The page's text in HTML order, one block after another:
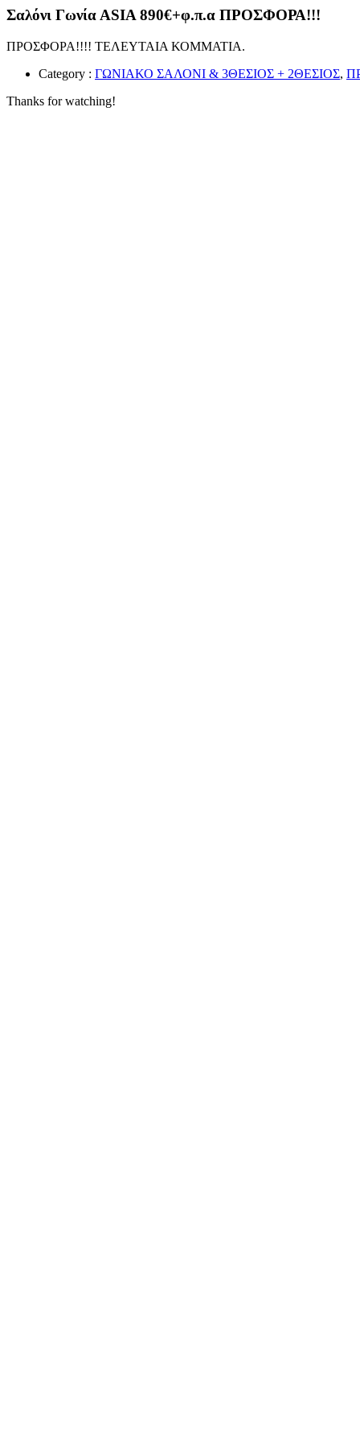
Σαλόνι Γωνία ΑSIA 890€+φ.π.α ΠΡΟΣΦΟΡΑ!!!
ΠΡΟΣΦΟΡΑ!!!! ΤΕΛΕΥΤΑΙΑ ΚΟΜΜΑΤΙΑ.
Category : ΓΩΝΙΑΚΟ ΣΑΛΟΝΙ & 3ΘΕΣΙΟΣ + 2ΘΕΣΙΟΣ,
Thanks for watching!